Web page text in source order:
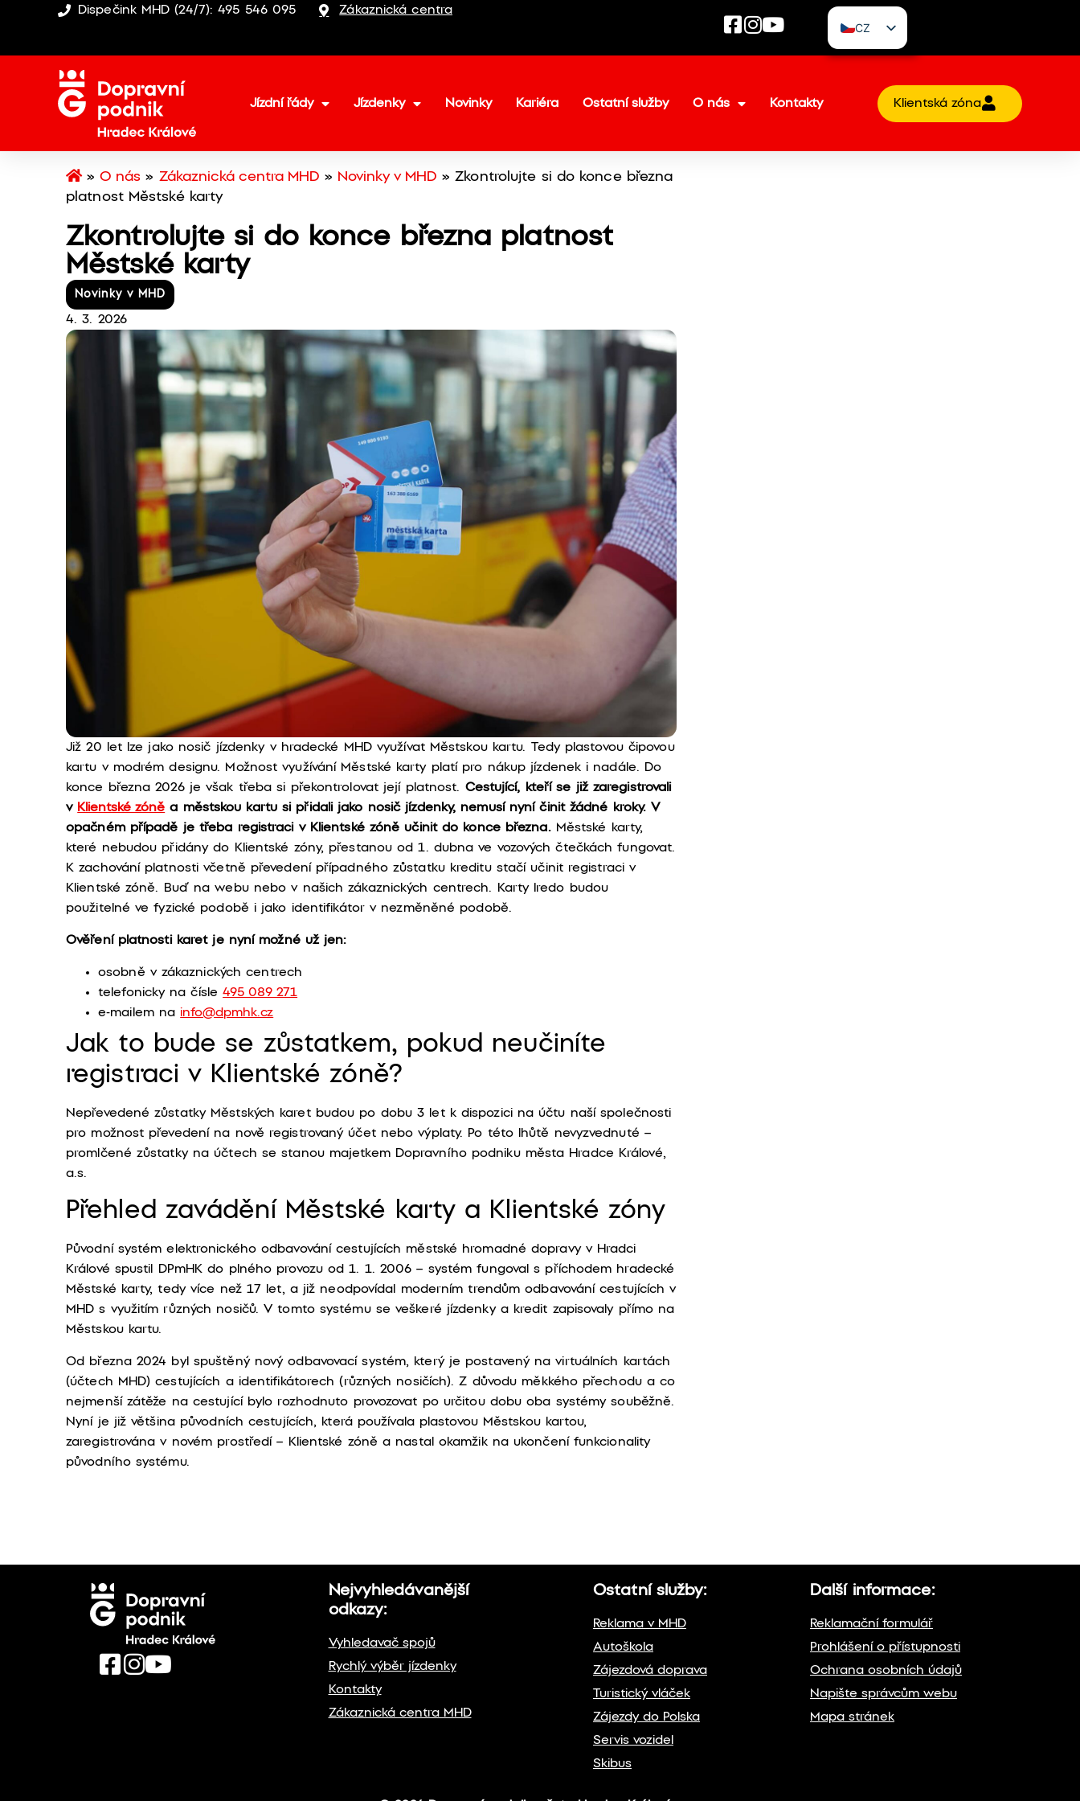
Dispečink MHD (24/7): 495 546 095 Zákaznická centra
CZ
EN
Jízdní řády Jízdenky Novinky Kariéra Ostatní služby O nás Kontakty Klientská zóna
»O nás » Zákaznická centra MHD » Novinky v MHD »Zkontrolujte si do konce března
platnost Městské karty
Zkontrolujte si do konce března platnost
Městské karty
Novinky v MHD
4. 3. 2026
Již 20 let lze jako nosič jízdenky v hradecké MHD využívat Městskou kartu. Tedy plastovou čipovou
kartu v modrém designu. Možnost využívání Městské karty platí pro nákup jízdenek i nadále. Do
konce března 2026 je však třeba si překontrolovat její platnost. Cestující, kteří se již zaregistrovali
v Klientské zóně a městskou kartu si přidali jako nosič jízdenky, nemusí nyní činit žádné kroky. V
opačném případě je třeba registraci v Klientské zóně učinit do konce března.Městské karty,
které nebudou přidány do Klientské zóny, přestanou od 1. dubna ve vozových čtečkách fungovat.
K zachování platnosti včetně převedení případného zůstatku kreditu stačí učinit registraci v
Klientské zóně. Buď na webu nebo v našich zákaznických centrech. Karty Iredo budou
použitelné ve fyzické podobě i jako identifikátor v nezměněné podobě.
Ověření platnosti karet je nyní možné už jen:
osobně v zákaznických centrech
telefonicky na čísle495 089 271
e-mailem nainfo@dpmhk.cz
Jak to bude se zůstatkem, pokud neučiníte
registraci v Klientské zóně?
Nepřevedené zůstatky Městských karet budou po dobu 3 let k dispozici na účtu naší společnosti
pro možnost převedení na nově registrovaný účet nebo výplaty. Po této lhůtě nevyzvednuté –
promlčené zůstatky na účtech se stanou majetkem Dopravního podniku města Hradce Králové,
a.s.
Přehled zavádění Městské karty a Klientské zóny
Původní systém elektronického odbavování cestujících městské hromadné dopravy v Hradci
Králové spustil DPmHK do plného provozu od 1. 1. 2006 – systém fungoval s příchodem hradecké
Městské karty, tedy více než 17 let, a již neodpovídal moderním trendům odbavování cestujících v
MHD s využitím různých nosičů. V tomto systému se veškeré jízdenky a kredit zapisovaly přímo na
Městskou kartu.
Od března 2024 byl spuštěný nový odbavovací systém, který je postavený na virtuálních kartách
(účtech MHD) cestujících a identifikátorech (různých nosičích). Z důvodu měkkého přechodu a co
nejmenší zátěže na cestující bylo rozhodnuto provozovat po určitou dobu oba systémy souběžně.
Nyní je již většina původních cestujících, která používala plastovou Městskou kartou,
zaregistrována v novém prostředí – Klientské zóně a nastal okamžik na ukončení funkcionality
původního systému.
Nejvyhledávanější
odkazy:
Vyhledavač spojů
Rychlý výběr jízdenky
Kontakty
Zákaznická centra MHD
Ostatní služby:
Reklama v MHD
Autoškola
Zájezdová doprava
Turistický vláček
Zájezdy do Polska
Servis vozidel
Skibus
Další informace:
Reklamační formulář
Prohlášení o přístupnosti
Ochrana osobních údajů
Napište správcům webu
Mapa stránek